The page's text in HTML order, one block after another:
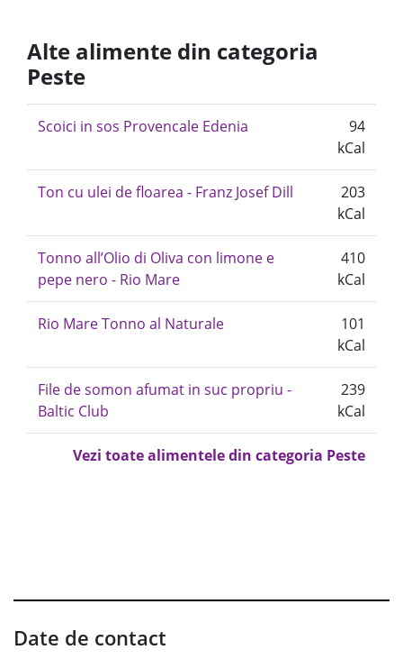
Alte alimente din categoria
Peste
Scoici in sos Provencale Edenia
94
kCal
Ton cu ulei de floarea - Franz Josef Dill
203
kCal
Tonno all’Olio di Oliva con limone e
pepe nero - Rio Mare
410
kCal
Rio Mare Tonno al Naturale
101
kCal
File de somon afumat in suc propriu -
Baltic Club
239
kCal
Vezi toate alimentele din categoria Peste
Date de contact